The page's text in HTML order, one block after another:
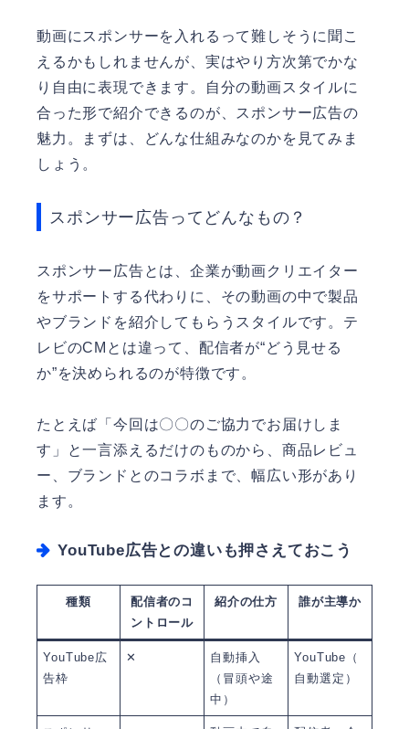
動画にスポンサーを入れるって難しそうに聞こ
えるかもしれませんが、実はやり方次第でかな
り自由に表現できます。自分の動画スタイルに
合った形で紹介できるのが、スポンサー広告の
魅力。まずは、どんな仕組みなのかを見てみま
しょう。
スポンサー広告ってどんなもの？
スポンサー広告とは、企業が動画クリエイター
をサポートする代わりに、その動画の中で製品
やブランドを紹介してもらうスタイルです。テ
レビのCMとは違って、配信者が“どう見せる
か”を決められるのが特徴です。
たとえば「今回は〇〇のご協力でお届けしま
す」と一言添えるだけのものから、商品レビュ
ー、ブランドとのコラボまで、幅広い形があり
ます。
YouTube広告との違いも押さえておこう
種類
配信者のコ
ントロール
紹介の仕方 誰が主導か
YouTube広
告枠
✕
自動挿入
（冒頭や途
中）
YouTube（
自動選定）